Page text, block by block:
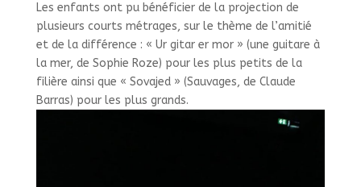
Les enfants ont pu bénéficier de la projection de
plusieurs courts métrages, sur le thème de l’amitié
et de la différence : « Ur gitar er mor » (une guitare à
la mer, de Sophie Roze) pour les plus petits de la
filière ainsi que « Sovajed » (Sauvages, de Claude
Barras) pour les plus grands.